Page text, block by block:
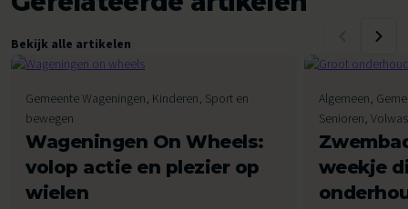
Bekijk alle artikelen
Gemeente Wageningen, Kinderen, Sport en
bewegen
Wageningen On Wheels:
volop actie en plezier op
wielen
Algemeen,
Senioren,
weekje